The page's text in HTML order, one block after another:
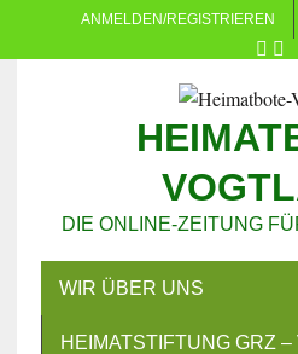
ANMELDEN/REGISTRIEREN
DIE ONLINE-ZEITUNG
WIR ÜBER UNS
HEIMATSTIFTUNG GRZ –